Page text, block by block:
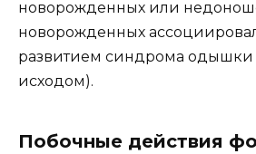
новорожденных или
новорожденных
развитием синдрома одышки
исходом).
Побочные действия